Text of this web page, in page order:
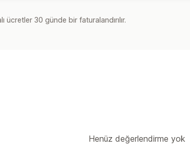
ücretler 30 günde bir faturalandırılır.
Henüz değerlendirme yok